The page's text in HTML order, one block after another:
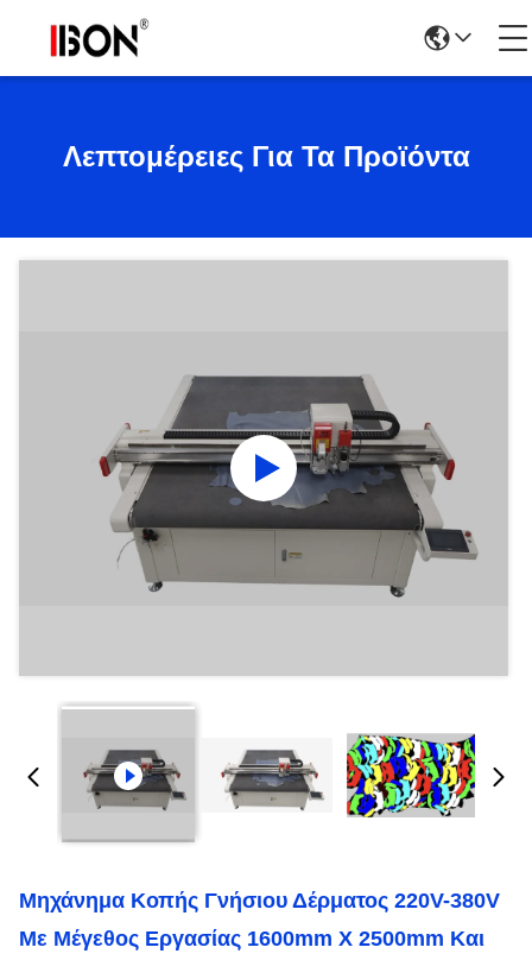
Λεπτομέρειες Για Τα Προϊόντα
Μηχάνημα Κοπής Γνήσιου Δέρματος 220V-380V
Με Μέγεθος Εργασίας 1600mm X 2500mm Και